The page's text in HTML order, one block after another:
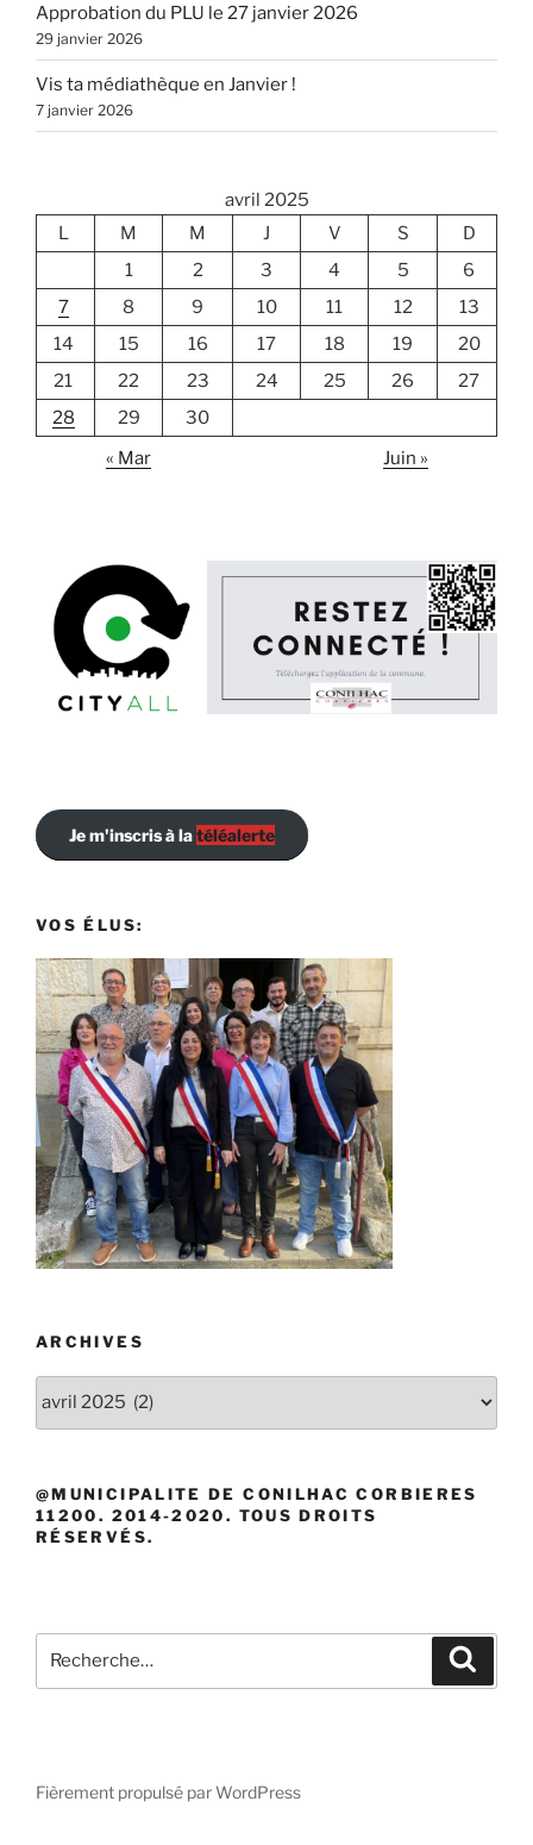
Approbation du PLU le 27 janvier 2026
29 janvier 2026
Vis ta médiathèque en Janvier !
7 janvier 2026
avril 2025
L
M M J V S
D
1
2 3 4 5
6
7
8 9 10 11 12
13
14
15 16 17 18 19
20
21
22 23 24 25 26
27
28
29
30
« Mar
Juin »
Je m'inscris à latéléalerte
VOS ÉLUS:
ARCHIVES
Archives
@MUNICIPALITE DE CONILHAC CORBIERES
11200. 2014-2020. TOUS DROITS
RÉSERVÉS.
pour
Fièrement propulsé par WordPress